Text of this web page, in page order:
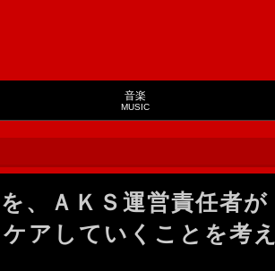
音楽
MUSIC
、ＡＫＳ運営責任者が
アしていくことを考え